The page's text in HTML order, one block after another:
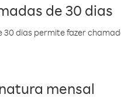
de 30 dias
30 dias permite fazer
mensal